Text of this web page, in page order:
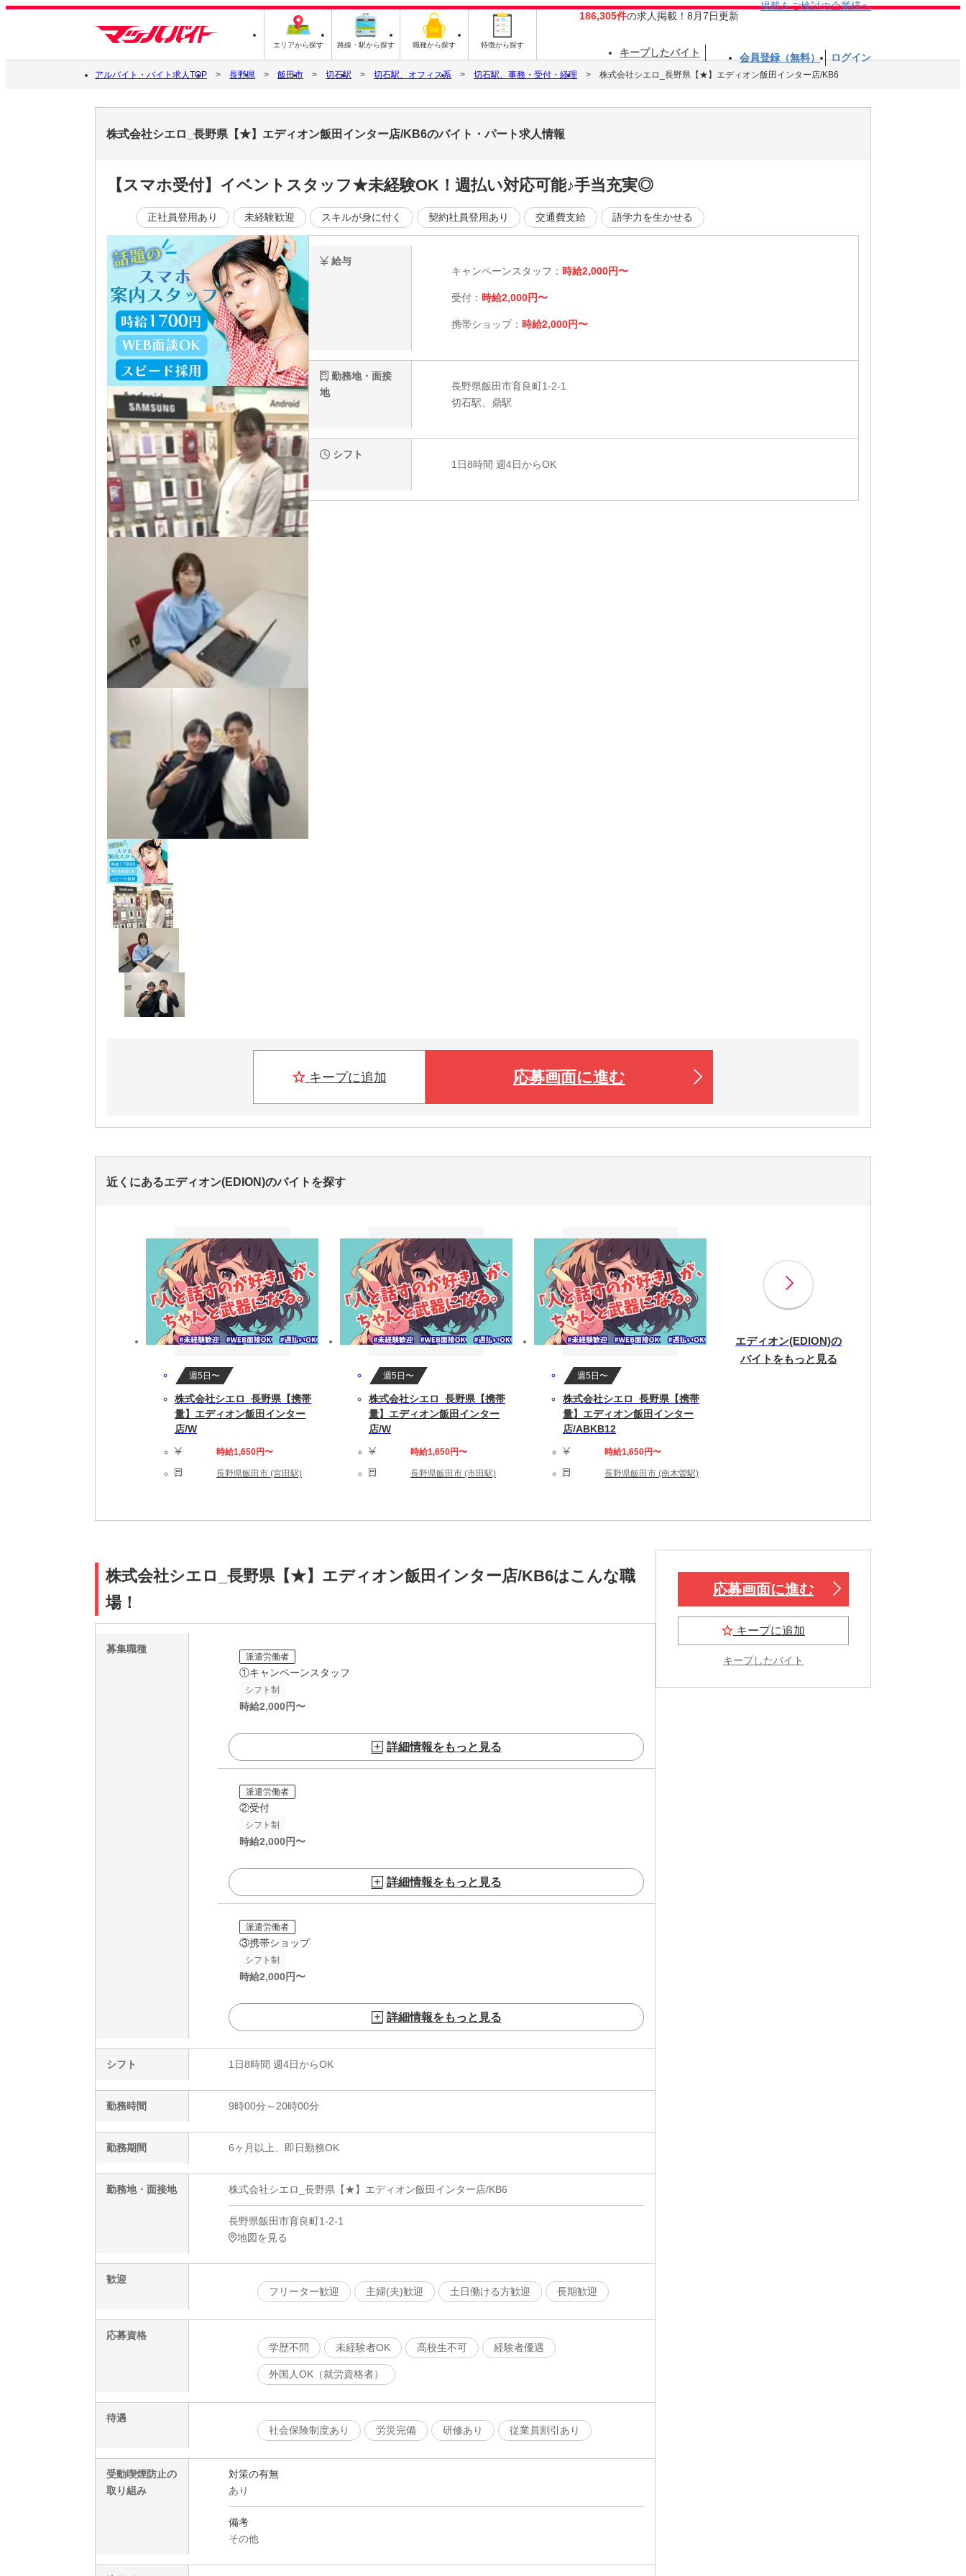
エリアから探す 路線・駅から探す 職種から探す 特徴から探す
186,305件の求人掲載！8月7日更新
掲載をご検討の企業様へ
キープしたバイト 会員登録（無料） ログイン
アルバイト・バイト求人TOP 長野県 飯田市 切石駅 切石駅、オフィス系 切石駅、事務・受付・経理 株式会社シエロ_長野県【★】エディオン飯田インター店/KB6
株式会社シエロ_長野県【★】エディオン飯田インター店/KB6のバイト・パート求人情報
【スマホ受付】イベントスタッフ★未経験OK！週払い対応可能♪手当充実◎
正社員登用あり 未経験歓迎 スキルが身に付く 契約社員登用あり 交通費支給 語学力を生かせる
給与
キャンペーンスタッフ： 時給2,000円〜
受付： 時給2,000円〜
携帯ショップ： 時給2,000円〜
勤務地・面接
地
長野県飯田市育良町1-2-1
切石駅、鼎駅
シフト
1日8時間 週4日からOK
キープに追加 応募画面に進む
近くにあるエディオン(EDION)のバイトを探す
週5日〜
株式会社シエロ_長野県【携帯
量】エディオン飯田インター
店/W
時給1,650円〜
長野県飯田市 (宮田駅)
週5日〜
株式会社シエロ_長野県【携帯
量】エディオン飯田インター
店/W
時給1,650円〜
長野県飯田市 (市田駅)
週5日〜
株式会社シエロ_長野県【携帯
量】エディオン飯田インター
店/ABKB12
時給1,650円〜
長野県飯田市 (南木曽駅)
エディオン(EDION)の
バイトをもっと見る
株式会社シエロ_長野県【★】エディオン飯田インター店/KB6はこんな職
場！
募集職種
派遣労働者
①キャンペーンスタッフ
シフト制
時給2,000円〜
詳細情報をもっと見る
派遣労働者
②受付
シフト制
時給2,000円〜
詳細情報をもっと見る
派遣労働者
③携帯ショップ
シフト制
時給2,000円〜
詳細情報をもっと見る
シフト 1日8時間 週4日からOK
勤務時間 9時00分～20時00分
勤務期間 6ヶ月以上、即日勤務OK
勤務地・面接地 株式会社シエロ_長野県【★】エディオン飯田インター店/KB6
長野県飯田市育良町1-2-1
地図を見る
歓迎
フリーター歓迎
主婦(夫)歓迎 土日働ける方歓迎 長期歓迎
応募資格
学歴不問
未経験者OK 高校生不可 経験者優遇
外国人OK（就労資格者）
待遇
社会保険制度あり
労災完備 研修あり 従業員割引あり
受動喫煙防止の
取り組み
対策の有無
あり
備考
その他
応募画面に進む
キープに追加
キープしたバイト